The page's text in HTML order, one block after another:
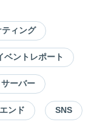
ティング
ベントレポート
サーバー
ンド SNS